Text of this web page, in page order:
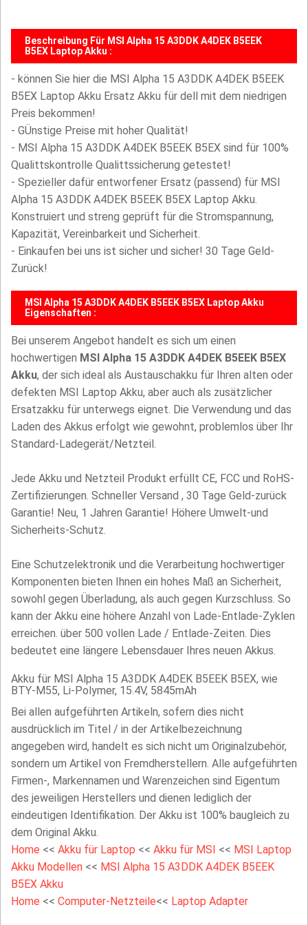
Beschreibung Für MSI Alpha 15 A3DDK A4DEK B5EEK
B5EX Laptop Akku :
- können Sie hier die MSI Alpha 15 A3DDK A4DEK B5EEK
B5EX Laptop Akku Ersatz Akku für dell mit dem niedrigen
Preis bekommen!
- GÜnstige Preise mit hoher Qualität!
- MSI Alpha 15 A3DDK A4DEK B5EEK B5EX sind für 100%
Qualittskontrolle Qualittssicherung getestet!
- Spezieller dafür entworfener Ersatz (passend) für MSI
Alpha 15 A3DDK A4DEK B5EEK B5EX Laptop Akku.
Konstruiert und streng geprüft für die Stromspannung,
Kapazität, Vereinbarkeit und Sicherheit.
- Einkaufen bei uns ist sicher und sicher! 30 Tage Geld-
Zurück!
MSI Alpha 15 A3DDK A4DEK B5EEK B5EX Laptop Akku
Eigenschaften :
Bei unserem Angebot handelt es sich um einen
hochwertigen MSI Alpha 15 A3DDK A4DEK B5EEK B5EX
Akku, der sich ideal als Austauschakku für Ihren alten oder
defekten MSI Laptop Akku, aber auch als zusätzlicher
Ersatzakku für unterwegs eignet. Die Verwendung und das
Laden des Akkus erfolgt wie gewohnt, problemlos über Ihr
Standard-Ladegerät/Netzteil.
Jede Akku und Netzteil Produkt erfüllt CE, FCC und RoHS-
Zertifizierungen. Schneller Versand , 30 Tage Geld-zurück
Garantie! Neu, 1 Jahren Garantie! Höhere Umwelt-und
Sicherheits-Schutz.
Eine Schutzelektronik und die Verarbeitung hochwertiger
Komponenten bieten Ihnen ein hohes Maß an Sicherheit,
sowohl gegen Überladung, als auch gegen Kurzschluss. So
kann der Akku eine höhere Anzahl von Lade-Entlade-Zyklen
erreichen. über 500 vollen Lade / Entlade-Zeiten. Dies
bedeutet eine längere Lebensdauer Ihres neuen Akkus.
Akku für MSI Alpha 15 A3DDK A4DEK B5EEK B5EX, wie
BTY-M55, Li-Polymer, 15.4V, 5845mAh
Bei allen aufgeführten Artikeln, sofern dies nicht
ausdrücklich im Titel / in der Artikelbezeichnung
angegeben wird, handelt es sich nicht um Originalzubehör,
sondern um Artikel von Fremdherstellern. Alle aufgeführten
Firmen-, Markennamen und Warenzeichen sind Eigentum
des jeweiligen Herstellers und dienen lediglich der
eindeutigen Identifikation. Der Akku ist 100% baugleich zu
dem Original Akku.
Home << Akku für Laptop << Akku für MSI << MSI Laptop
Akku Modellen << MSI Alpha 15 A3DDK A4DEK B5EEK
B5EX Akku
Home << Computer-Netzteile<< Laptop Adapter